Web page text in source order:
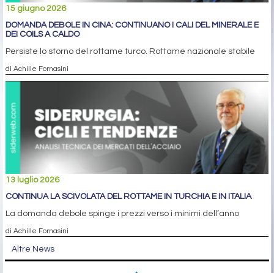
15 giugno 2026
DOMANDA DEBOLE IN CINA: CONTINUANO I CALI DEL MINERALE E
DEI COILS A CALDO
Persiste lo storno del rottame turco. Rottame nazionale stabile
di Achille Fornasini
13 luglio 2026
CONTINUA LA SCIVOLATA DEL ROTTAME IN TURCHIA E IN ITALIA
La domanda debole spinge i prezzi verso i minimi dell’anno
di Achille Fornasini
Altre News